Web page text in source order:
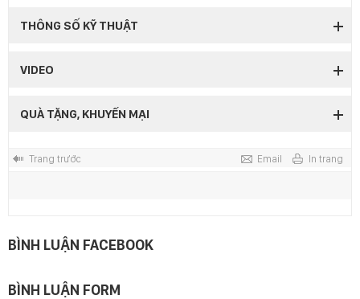
THÔNG SỐ KỸ THUẬT
VIDEO
QUÀ TẶNG, KHUYẾN MẠI
Trang trước Email In trang
BÌNH LUẬN FACEBOOK
BÌNH LUẬN FORM